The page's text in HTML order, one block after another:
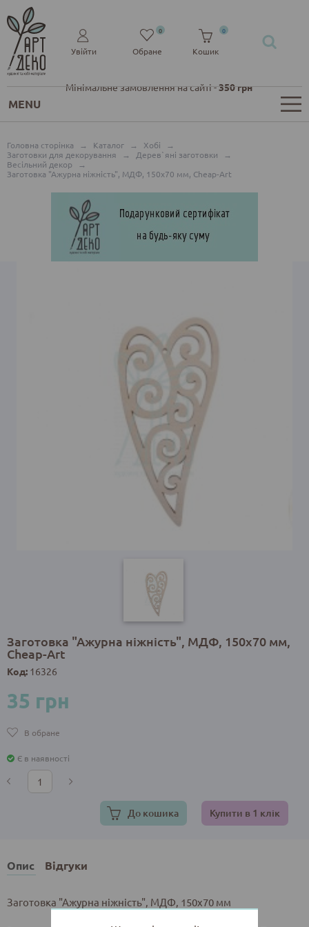
Мінімальне замовлення на сайті -350 грн
Увійти Обране
0
Кошик
0
MENU
Головна сторінка → Каталог → Хобі
→
Заготовки для декорування
→ Дерев`яні заготовки
→
Весільний декор
→
Заготовка "Ажурна ніжність", МДФ, 150х70 мм, Cheap-Art
Заготовка "Ажурна ніжність", МДФ, 150х70 мм,
Cheap-Art
Код: 16326
35 грн
В обране
Є в наявності
До кошика Купити в 1 клік
Опис Відгуки
Заготовка "Ажурна ніжність", МДФ, 150х70 мм